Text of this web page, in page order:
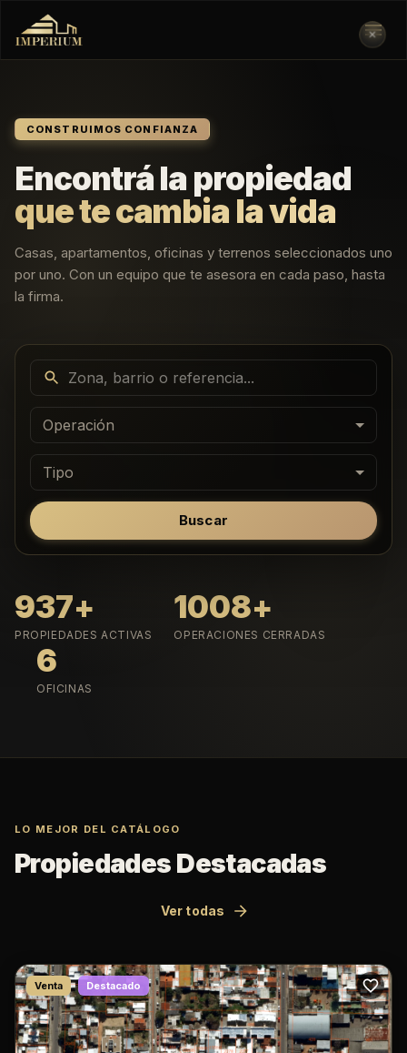
CONSTRUIMOS CONFIANZA
Encontrá la propiedad
que te cambia la vida
Casas, apartamentos, oficinas y terrenos seleccionados uno
por uno. Con un equipo que te asesora en cada paso, hasta
la firma.
Operación
Tipo
Buscar
937+
PROPIEDADES ACTIVAS
1008+
OPERACIONES CERRADAS
6
OFICINAS
LO MEJOR DEL CATÁLOGO
Propiedades Destacadas
Ver todas
Venta Destacado
✕